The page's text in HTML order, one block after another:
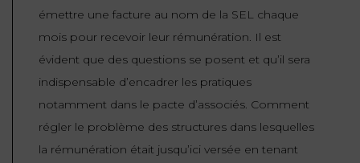
émettre une facture au nom de la SEL chaque
mois pour recevoir leur rémunération. Il est
évident que des questions se posent et qu’il sera
indispensable d’encadrer les pratiques
notamment dans le pacte d’associés. Comment
régler le problème des structures dans lesquelles
la rémunération était jusqu’ici versée en tenant